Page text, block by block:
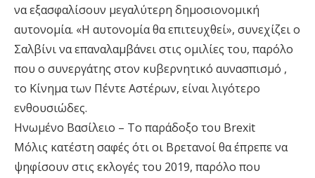
να εξασφαλίσουν μεγαλύτερη δημοσιονομική
αυτονομία. «Η αυτονομία θα επιτευχθεί», συνεχίζει ο
Σαλβίνι να επαναλαμβάνει στις ομιλίες του, παρόλο
που ο συνεργάτης στον κυβερνητικό αυνασπισμό ,
το Κίνημα των Πέντε Αστέρων, είναι λιγότερο
ενθουσιώδες.
Ηνωμένο Βασίλειο – Το παράδοξο του Brexit
Μόλις κατέστη σαφές ότι οι Βρετανοί θα έπρεπε να
ψηφίσουν στις εκλογές του 2019, παρόλο που